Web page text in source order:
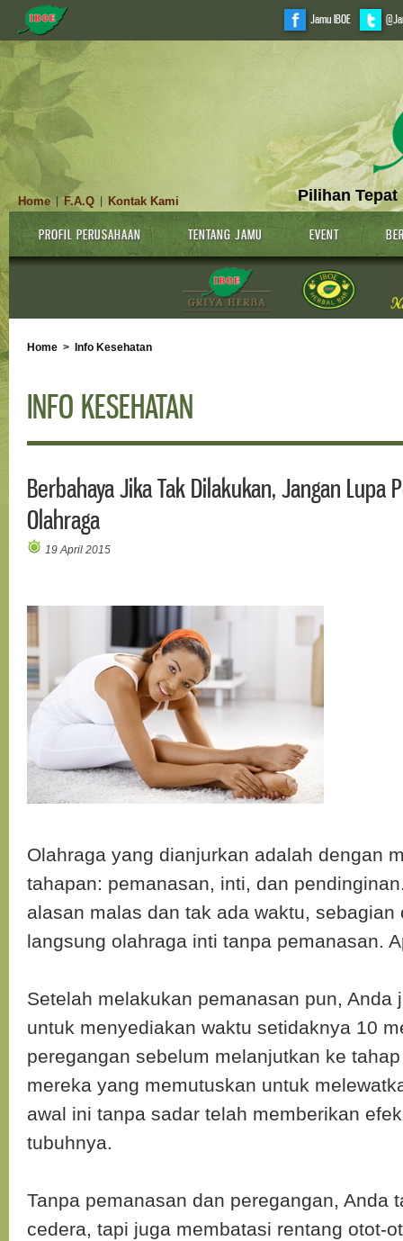
Jamu IBOE
Pilihan Tepat
Home |F.A.Q Kontak Kami
PROFIL PERUSAHAAN TENTANG JAMU EVENT
Home > Info Kesehatan
INFO KESEHATAN
Berbahaya Jika Tak Dilakukan, Jangan Lupa
Olahraga
19 April 2015
Olahraga yang dianjurkan adalah dengan
tahapan: pemanasan, inti, dan
alasan malas dan tak ada waktu, sebagian
langsung olahraga inti tanpa pemanasan.
Setelah melakukan pemanasan pun, Anda
untuk menyediakan waktu setidaknya 10
peregangan sebelum melanjutkan ke
mereka yang memutuskan untuk
awal ini tanpa sadar telah memberikan
tubuhnya.
Tanpa pemanasan dan peregangan, Anda
cedera, tapi juga membatasi rentang otot-